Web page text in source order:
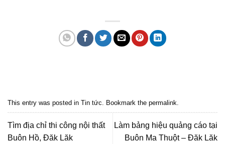
This entry was posted in
Tin tức. Bookmark the permalink.
Tìm địa chỉ thi công nội thất
Buôn Hồ, Đăk Lăk
Làm bảng hiệu quảng cáo tại
Buôn Ma Thuột – Đăk Lăk